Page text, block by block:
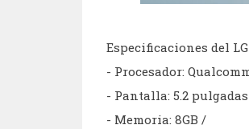
Especificaciones del LG
- Procesador:
- Pantalla: 5.2 pulgadas
- Memoria: 8GB /